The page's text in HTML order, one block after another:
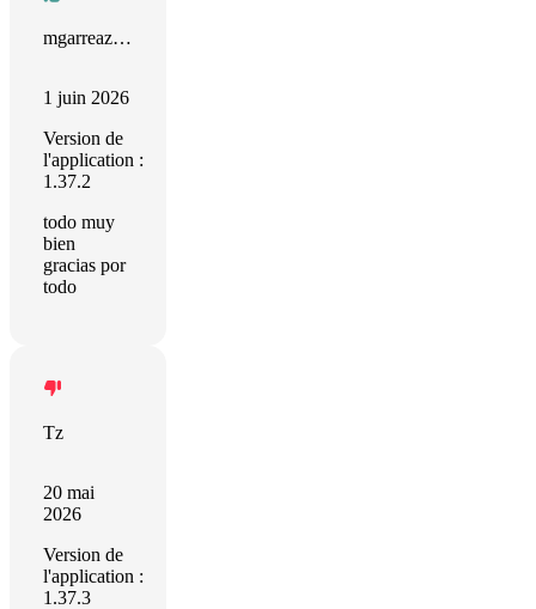
mgarreaza13
1 juin 2026
Version de
l'application :
1.37.2
todo muy
bien
gracias por
todo
Tz
20 mai
2026
Version de
l'application :
1.37.3